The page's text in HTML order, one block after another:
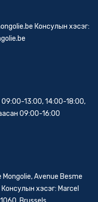
Консулын хэсэг:
13:00, 14:00-18:00,
09:00-16:00
Avenue Besme
хэсэг: Marcel